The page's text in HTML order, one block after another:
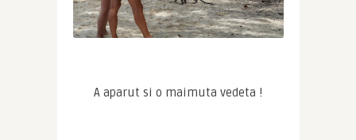
A aparut si o maimuta vedeta !